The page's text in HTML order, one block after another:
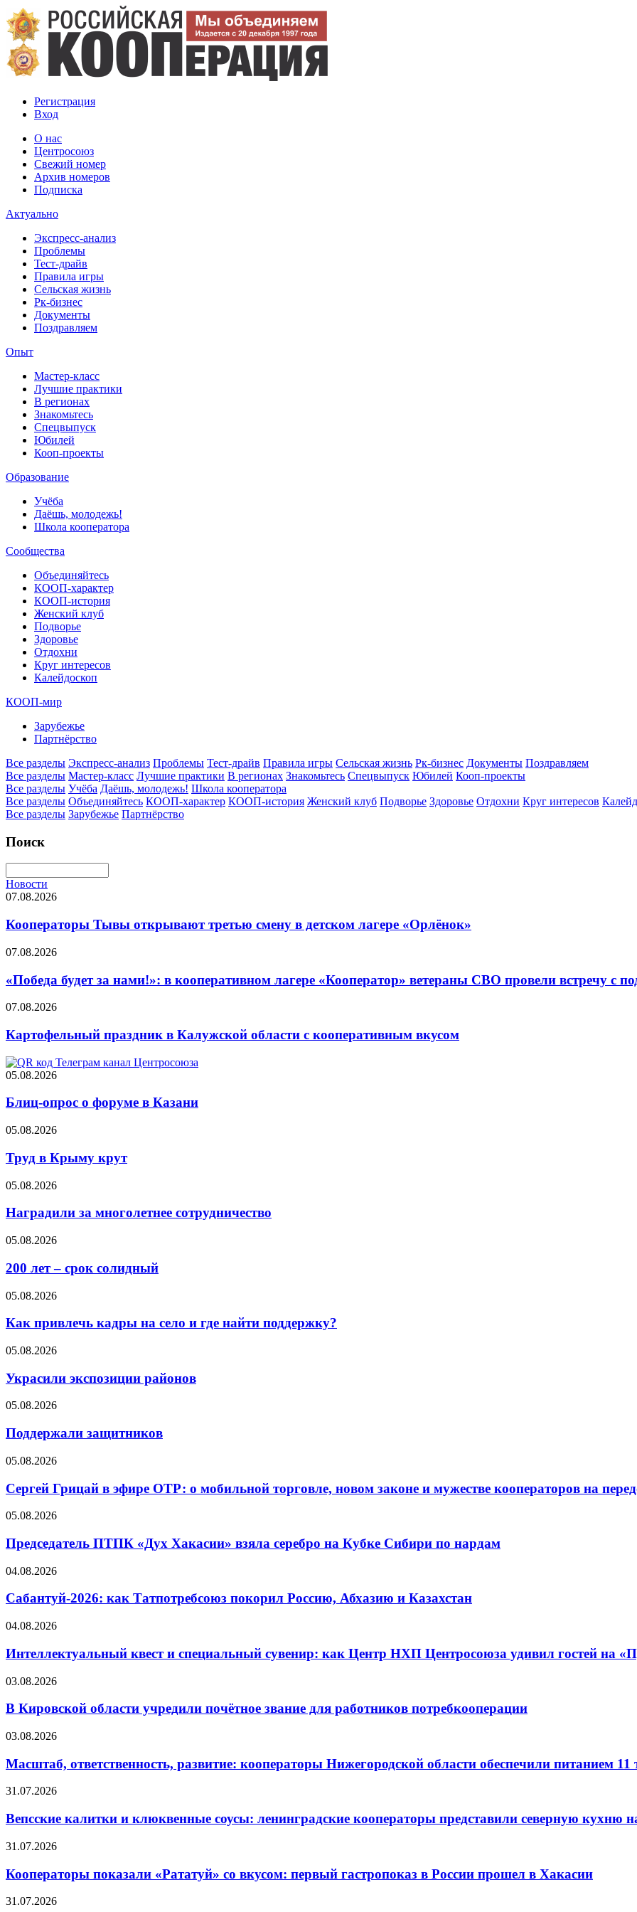
Регистрация
Вход
О нас
Центросоюз
Свежий номер
Архив номеров
Подписка
Актуально
Экспресс-анализ
Проблемы
Тест-драйв
Правила игры
Сельская жизнь
Рк-бизнес
Документы
Поздравляем
Опыт
Мастер-класс
Лучшие практики
В регионах
Знакомьтесь
Спецвыпуск
Юбилей
Кооп-проекты
Образование
Учёба
Даёшь, молодежь!
Школа кооператора
Сообщества
Объединяйтесь
КООП-характер
КООП-история
Женский клуб
Подворье
Здоровье
Отдохни
Круг интересов
Калейдоскоп
КООП-мир
Зарубежье
Партнёрство
Все разделы Экспресс-анализ Проблемы Тест-драйв Правила игры Сельская жизнь Рк-бизнес Документы Поздравляем
Все разделы Мастер-класс Лучшие практики В регионах Знакомьтесь Спецвыпуск Юбилей Кооп-проекты
Все разделы Учёба Даёшь, молодежь! Школа кооператора
Все разделы Объединяйтесь КООП-характер КООП-история Женский клуб Подворье Здоровье Отдохни Круг интересов
Все разделы Зарубежье Партнёрство
Поиск
Новости
07.08.2026
Кооператоры Тывы открывают третью смену в детском лагере «Орлёнок»
07.08.2026
«Победа будет за нами!»: в кооперативном лагере «Кооператор» ветераны СВО провели встречу с
07.08.2026
Картофельный праздник в Калужской области с кооперативным вкусом
05.08.2026
Блиц-опрос о форуме в Казани
05.08.2026
Труд в Крыму крут
05.08.2026
Наградили за многолетнее сотрудничество
05.08.2026
200 лет – срок солидный
05.08.2026
Как привлечь кадры на село и где найти поддержку?
05.08.2026
Украсили экспозиции районов
05.08.2026
Поддержали защитников
05.08.2026
Сергей Грицай в эфире ОТР: о мобильной торговле, новом законе и мужестве кооператоров на
05.08.2026
Председатель ПТПК «Дух Хакасии» взяла серебро на Кубке Сибири по нардам
04.08.2026
Сабантуй-2026: как Татпотребсоюз покорил Россию, Абхазию и Казахстан
04.08.2026
Интеллектуальный квест и специальный сувенир: как Центр НХП Центросоюза удивил гостей на
03.08.2026
В Кировской области учредили почётное звание для работников потребкооперации
03.08.2026
Масштаб, ответственность, развитие: кооператоры Нижегородской области обеспечили питанием
31.07.2026
Вепсские калитки и клюквенные соусы: ленинградские кооператоры представили северную кухню
31.07.2026
Кооператоры показали «Рататуй» со вкусом: первый гастропоказ в России прошел в Хакасии
31.07.2026